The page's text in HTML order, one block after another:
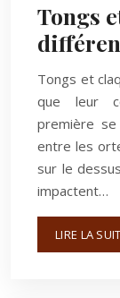
Tongs
Tongs et
que leur
première
entre les
sur le
impactent…
LIRE LA